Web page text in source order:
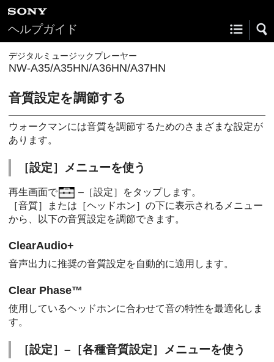
ヘルプガイド
デジタルミュージックプレーヤー
NW-A35/A35HN/A36HN/A37HN
音質設定を調節する
ウォークマンには音質を調節するためのさまざまな設定が
あります。
［設定］メニューを使う
再生画面で
–［設定］をタップします。
［音質］または［ヘッドホン］の下に表示されるメニュー
から、以下の音質設定を調節できます。
ClearAudio+
音声出力に推奨の音質設定を自動的に適用します。
Clear Phase™
使用しているヘッドホンに合わせて音の特性を最適化しま
す。
［設定］–［各種音質設定］メニューを使う